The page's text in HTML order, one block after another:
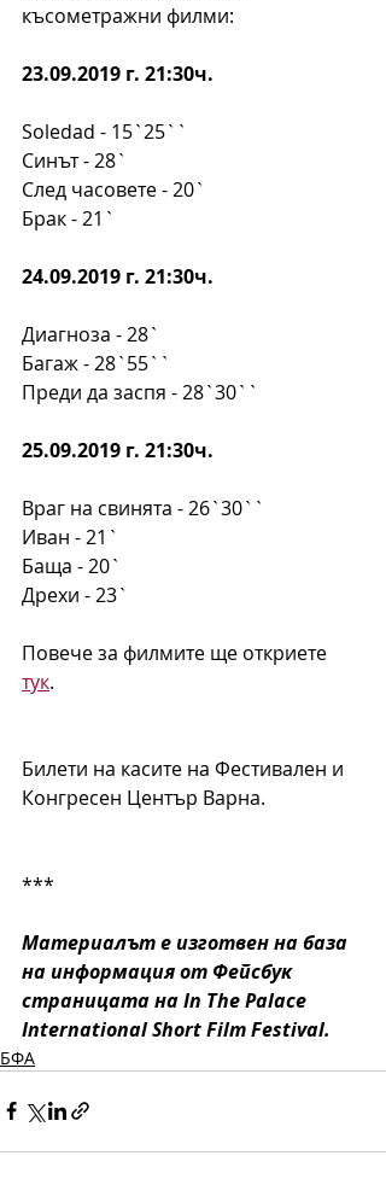
късометражни филми:
23.09.2019 г. 21:30ч.
Soledad - 15`25``
Синът - 28`
След часовете - 20`
Брак - 21`
24.09.2019 г. 21:30ч.
Диагноза - 28`
Багаж - 28`55``
Преди да заспя - 28`30``
25.09.2019 г. 21:30ч.
Враг на свинята - 26`30``
Иван - 21`
Баща - 20`
Дрехи - 23`
Повече за филмите ще откриете
тук.
Билети на касите на Фестивален и
Конгресен Център Варна.
***
Материалът е изготвен на база
на информация от Фейсбук
страницата на In The Palace
International Short Film Festival.
БФА